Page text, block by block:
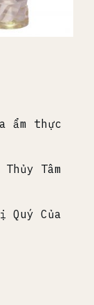
ẩm thực
Tâm
Quý Của